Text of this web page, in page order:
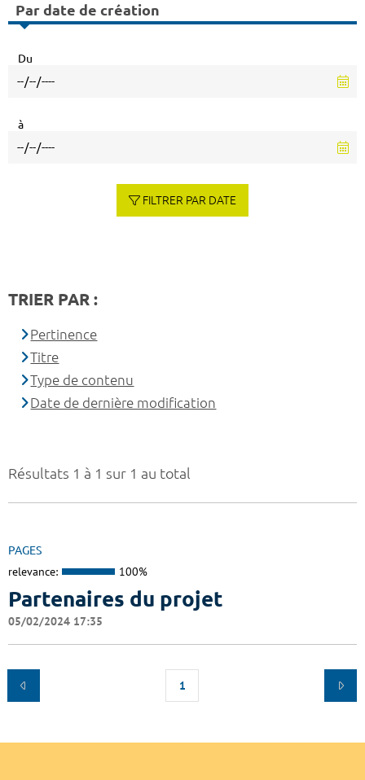
Résultats 1 à 1 sur 1 au total
PAGES
relevance: 100%
Partenaires du projet
05/02/2024 17:35
1
Par date de création
Du
à
FILTRER PAR DATE
TRIER PAR :
Pertinence
Titre
Type de contenu
Date de dernière modification